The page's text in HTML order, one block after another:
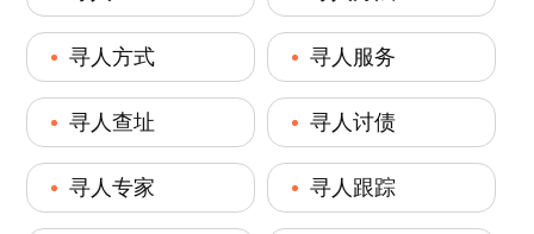
寻人方式 寻人服务
寻人查址 寻人讨债
寻人专家 寻人跟踪